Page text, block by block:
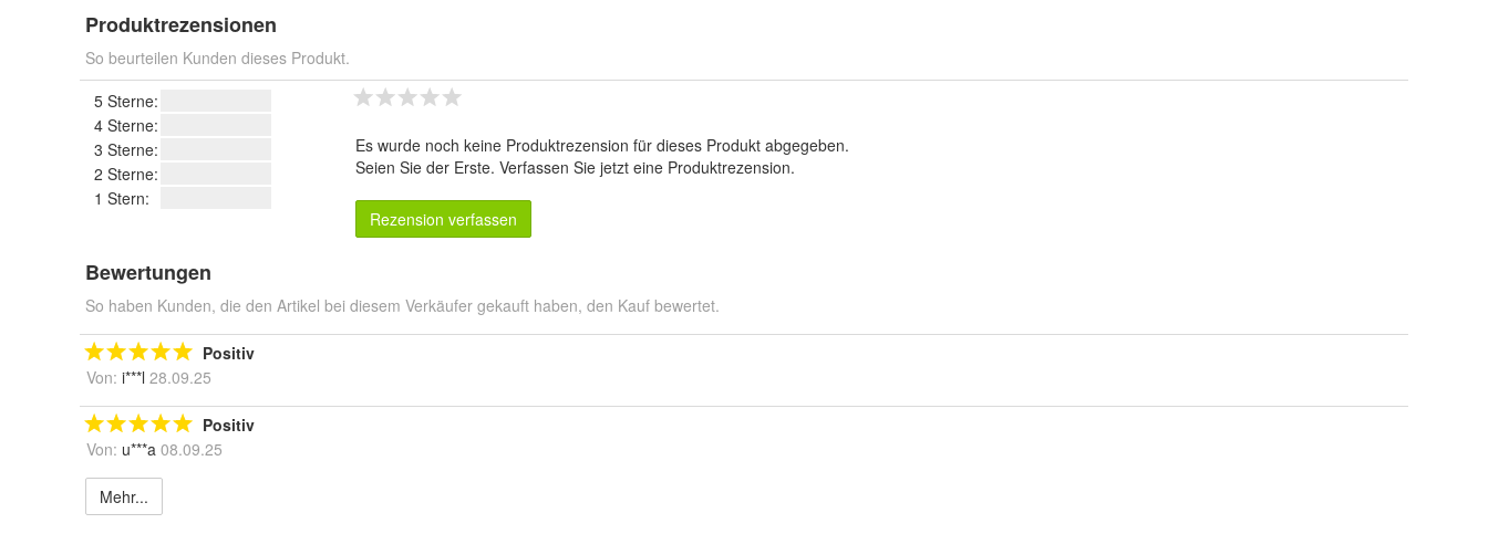
Produktrezensionen
So beurteilen Kunden dieses Produkt.
5 Sterne:
4 Sterne:
3 Sterne:
2 Sterne:
1 Stern:
Es wurde noch keine Produktrezension für dieses Produkt abgegeben.
Seien Sie der Erste. Verfassen Sie jetzt eine Produktrezension.
Rezension verfassen
Bewertungen
So haben Kunden, die den Artikel bei diesem Verkäufer gekauft haben, den Kauf bewertet.
Positiv
Von: i***l 28.09.25
Positiv
Von: u***a 08.09.25
Mehr...